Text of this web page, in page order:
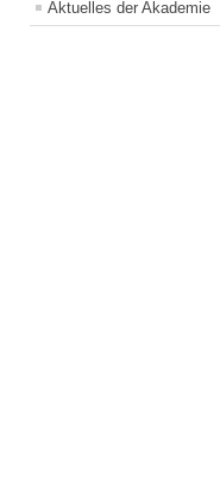
Aktuelles der Akademie